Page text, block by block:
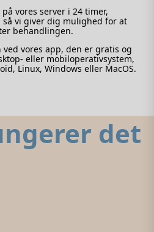
vores server i 24 timer,
vi giver dig mulighed for at
behandlingen.
vores app, den er gratis og
eller mobiloperativsystem,
Linux, Windows eller MacOS.
det